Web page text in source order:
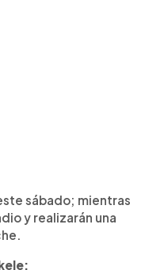
sábado; mientras
y realizarán una